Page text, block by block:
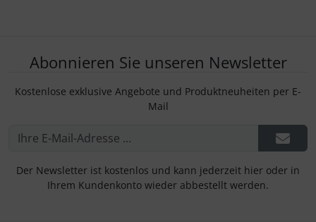
Abonnieren Sie unseren Newsletter
Kostenlose exklusive Angebote und Produktneuheiten per E-
Mail
Der Newsletter ist kostenlos und kann jederzeit hier oder in
Ihrem Kundenkonto wieder abbestellt werden.